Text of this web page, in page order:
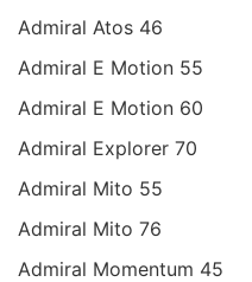
Admiral Atos 46
Admiral E Motion 55
Admiral E Motion 60
Admiral Explorer 70
Admiral Mito 55
Admiral Mito 76
Admiral Momentum 45